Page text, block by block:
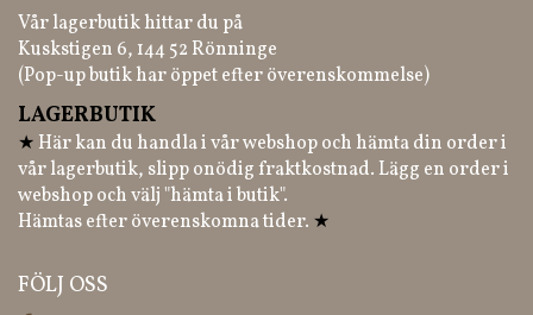
Vår lagerbutik hittar du på
Kuskstigen 6, 144 52 Rönninge
(Pop-up butik har öppet efter överenskommelse)
LAGERBUTIK
★ Här kan du handla i vår webshop och hämta din order i
vår lagerbutik, slipp onödig fraktkostnad. Lägg en order i
webshop och välj "hämta i butik".
Hämtas efter överenskomna tider. ★
FÖLJ OSS